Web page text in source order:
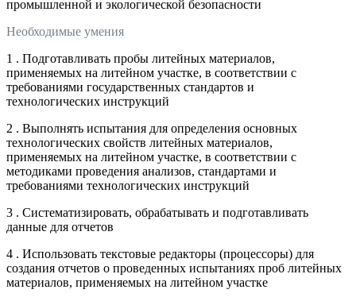
промышленной и экологической безопасности
Необходимые умения
1 . Подготавливать пробы литейных материалов,
применяемых на литейном участке, в соответствии с
требованиями государственных стандартов и
технологических инструкций
2 . Выполнять испытания для определения основных
технологических свойств литейных материалов,
применяемых на литейном участке, в соответствии с
методиками проведения анализов, стандартами и
требованиями технологических инструкций
3 . Систематизировать, обрабатывать и подготавливать
данные для отчетов
4 . Использовать текстовые редакторы (процессоры) для
создания отчетов о проведенных испытаниях проб литейных
материалов, применяемых на литейном участке